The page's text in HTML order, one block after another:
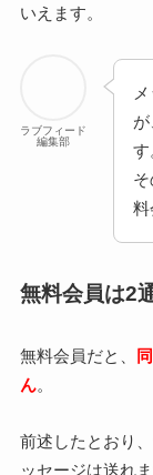
いえます。
ラブフィード
編集部
す
料
無料会員は2
無料会員だと、
ん。
前述したとおり
ッセージは送れ